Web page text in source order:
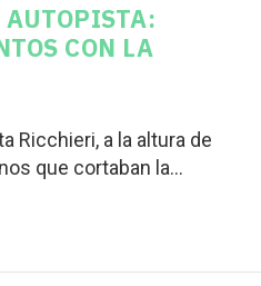
CON LA
Ricchieri, a la altura de
que cortaban la...